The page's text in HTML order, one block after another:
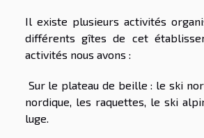
Il existe plusieurs activités
différents gîtes de cet
activités nous avons :
Sur le plateau de beille : le ski
nordique, les raquettes, le ski
luge.